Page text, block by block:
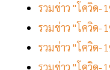
รวมข่าว "โควิด-
รวมข่าว "โควิด-
รวมข่าว "โควิด-
รวมข่าว "โควิด-